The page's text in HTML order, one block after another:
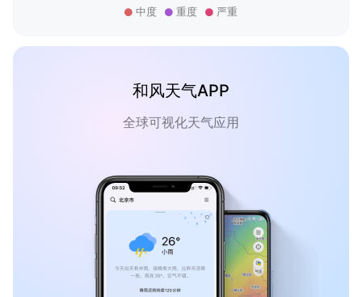
中度
重度 严重
和风天气APP
全球可视化天气应用